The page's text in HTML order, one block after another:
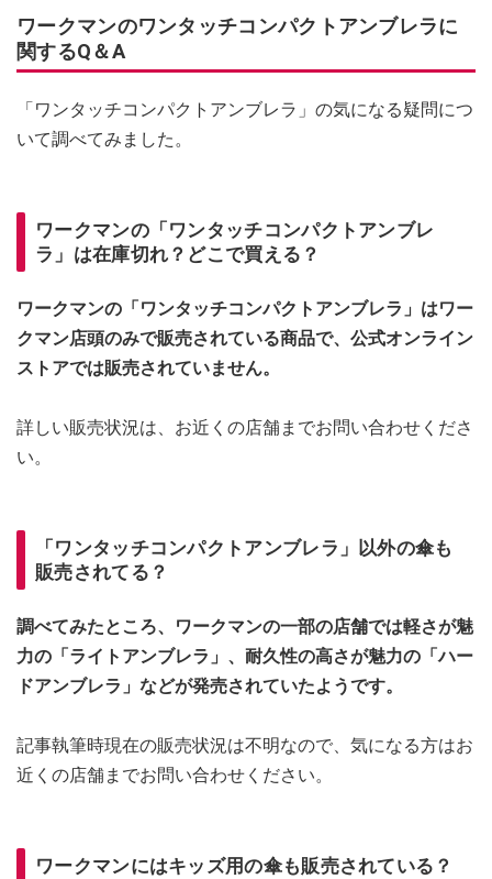
ワークマンのワンタッチコンパクトアンブレラに
関するQ＆A
「ワンタッチコンパクトアンブレラ」の気になる疑問につ
いて調べてみました。
ワークマンの「ワンタッチコンパクトアンブレ
ラ」は在庫切れ？どこで買える？
ワークマンの「ワンタッチコンパクトアンブレラ」はワー
クマン店頭のみで販売されている商品で、公式オンライン
ストアでは販売されていません。
詳しい販売状況は、お近くの店舗までお問い合わせくださ
い。
「ワンタッチコンパクトアンブレラ」以外の傘も
販売されてる？
調べてみたところ、ワークマンの一部の店舗では軽さが魅
力の「ライトアンブレラ」、耐久性の高さが魅力の「ハー
ドアンブレラ」などが発売されていたようです。
記事執筆時現在の販売状況は不明なので、気になる方はお
近くの店舗までお問い合わせください。
ワークマンにはキッズ用の傘も販売されている？